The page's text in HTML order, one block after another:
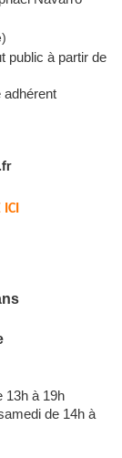
public à partir de
13h à 19h
de 14h à